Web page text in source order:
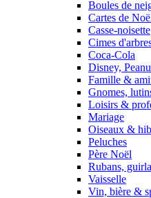
Boules de
Cartes de
Casse-noisette
Cimes
Coca-Cola
Disney,
Famille &
Gnomes,
Loisirs &
Mariage
Oiseaux &
Peluches
Père Noël
Rubans,
Vaisselle
Vin, bière &